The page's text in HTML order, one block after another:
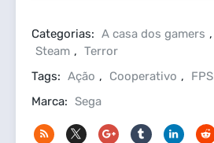
Categorias: A casa dos gamers ,
Steam , Terror
Tags: Ação , Cooperativo , FPS
Marca: Sega